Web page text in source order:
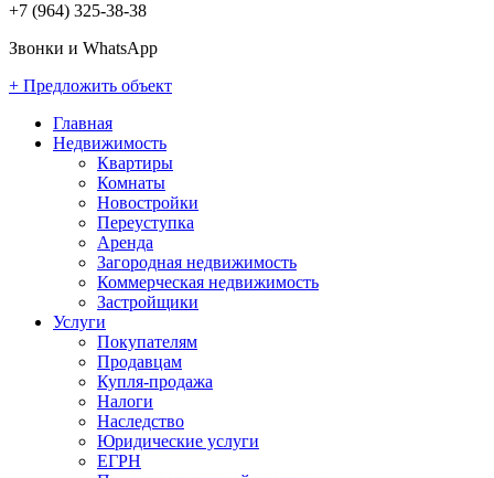
+7 (964) 325-38-38
Звонки и WhatsApp
+ Предложить объект
Главная
Недвижимость
Квартиры
Комнаты
Новостройки
Переуступка
Аренда
Загородная недвижимость
Коммерческая недвижимость
Застройщики
Услуги
Покупателям
Продавцам
Купля-продажа
Налоги
Наследство
Юридические услуги
ЕГРН